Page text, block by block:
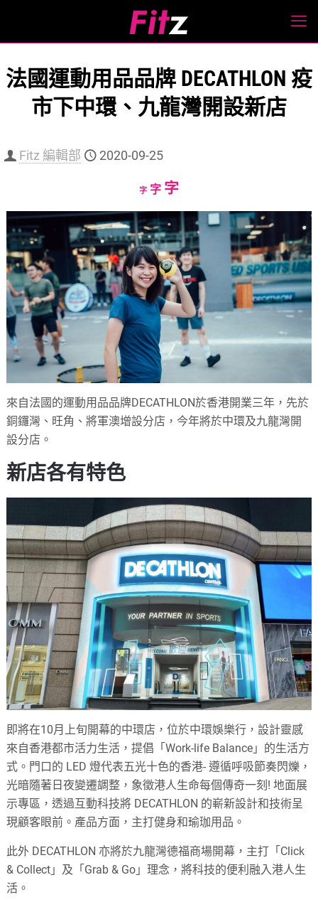
法國運動用品品牌 DECATHLON 疫
市下中環、九龍灣開設新店
Fitz 編輯部 2020-09-25
字Decrease
size.
字Reset
size.
字Increase
size.
來自法國的運動用品品牌DECATHLON於香港開業三年，先於
銅鑼灣、旺角、將軍澳增設分店，今年將於中環及九龍灣開
設分店。
新店各有特色
即將在10月上旬開幕的中環店，位於中環娛樂行，設計靈感
來自香港都市活力生活，提倡「Work-life Balance」的生活方
式。門口的 LED 燈代表五光十色的香港- 遵循呼吸節奏閃爍，
光暗隨著日夜變遷調整，象徵港人生命每個傳奇一刻! 地面展
示專區，透過互動科技將 DECATHLON 的嶄新設計和技術呈
現顧客眼前。產品方面，主打健身和瑜珈用品。
此外 DECATHLON 亦將於九龍灣德福商場開幕，主打「Click
& Collect」及「Grab & Go」理念，將科技的便利融入港人生
活。